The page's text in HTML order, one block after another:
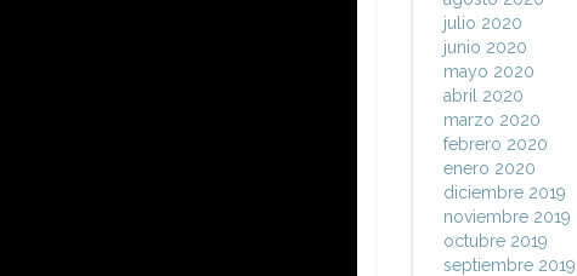
julio 2020
junio 2020
mayo 2020
abril 2020
marzo 2020
febrero 2020
enero 2020
diciembre 2019
noviembre 2019
octubre 2019
septiembre 2019